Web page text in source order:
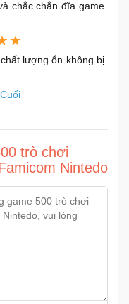
chắc chắn đĩa game
lượng ổn không bị
Cuối
trò chơi
Nintedo